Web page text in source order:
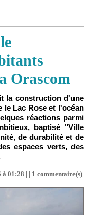
Orascom
la construction d'une
le Lac Rose et l'océan
réactions parmi
baptisé "Ville
de durabilité et de
espaces verts, des
01:28 | | 1 commentaire(s)|